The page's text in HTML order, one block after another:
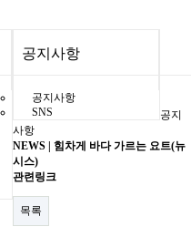
공지사항
공지사항
SNS
공지
사항
NEWS | 힘차게 바다 가르는 요트(뉴
시스)
관련링크
목록